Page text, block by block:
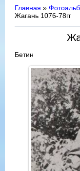
Главная »
Жагань 1076-78гг
Бетин